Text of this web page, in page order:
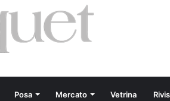
Posa Mercato Vetrina